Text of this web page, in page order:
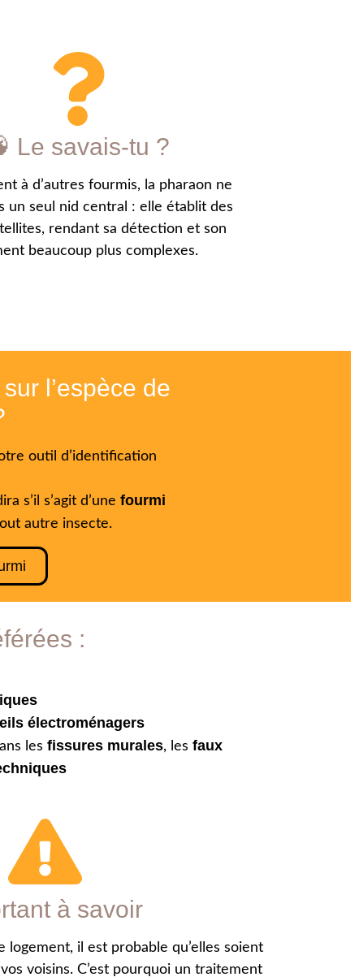
Le savais-tu ?
à d’autres fourmis, la pharaon ne
un seul nid central : elle établit des
rendant sa détection et son
beaucoup plus complexes.
l’espèce de
outil d’identification
s’il s’agit d’une fourmi
autre insecte.
:
électroménagers
les fissures murales, les faux
à savoir
logement, il est probable qu’elles soient
voisins. C’est pourquoi un traitement